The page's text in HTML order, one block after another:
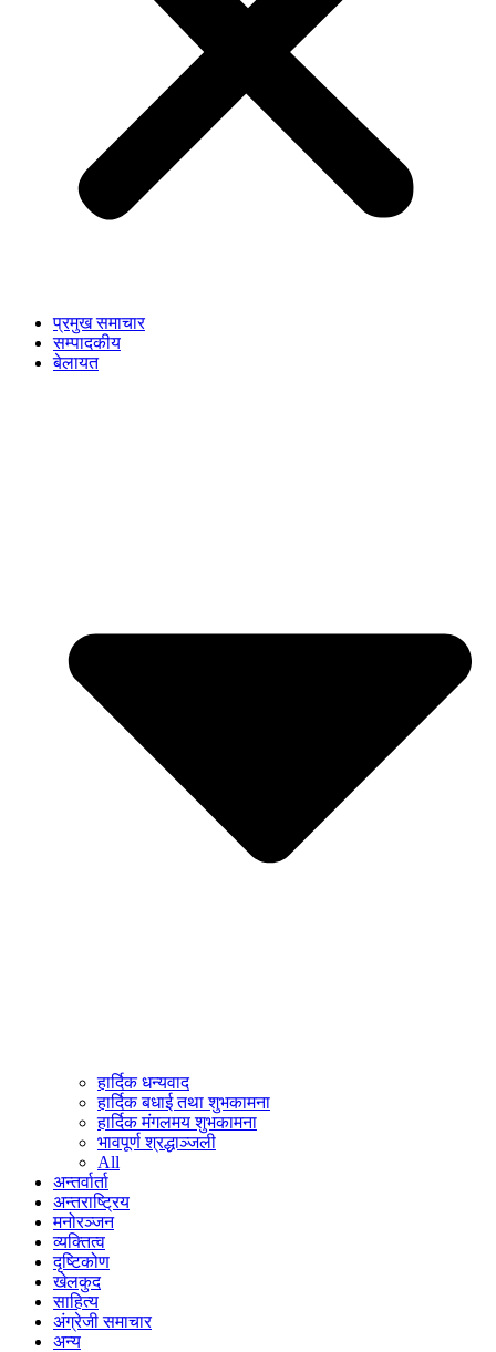
प्रमुख समाचार
सम्पादकीय
बेलायत
हार्दिक धन्यवाद
हार्दिक बधाई तथा शुभकामना
हार्दिक मंगलमय शुभकामना
भावपूर्ण श्रद्धाञ्जली
All
अन्तर्वार्ता
अन्तराष्ट्रिय
मनोरञ्जन
व्यक्तित्व
दृष्टिकोण
खेलकुद
साहित्य
अंग्रेजी समाचार
अन्य